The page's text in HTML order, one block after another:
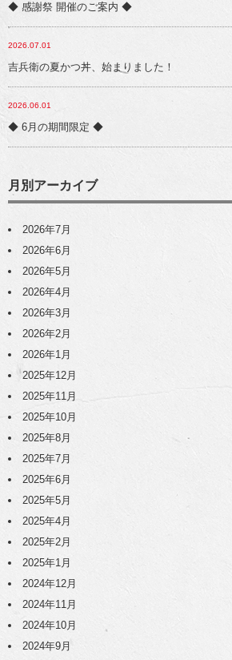
◆ 感謝祭 開催のご案内 ◆
2026.07.01
吉兵衛の夏かつ丼、始まりました！
2026.06.01
◆ 6月の期間限定 ◆
月別アーカイブ
2026年7月
2026年6月
2026年5月
2026年4月
2026年3月
2026年2月
2026年1月
2025年12月
2025年11月
2025年10月
2025年8月
2025年7月
2025年6月
2025年5月
2025年4月
2025年2月
2025年1月
2024年12月
2024年11月
2024年10月
2024年9月